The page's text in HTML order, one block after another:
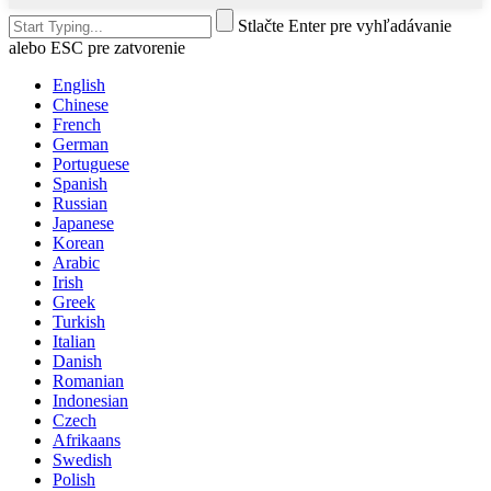
Stlačte Enter pre vyhľadávanie
alebo ESC pre zatvorenie
English
Chinese
French
German
Portuguese
Spanish
Russian
Japanese
Korean
Arabic
Irish
Greek
Turkish
Italian
Danish
Romanian
Indonesian
Czech
Afrikaans
Swedish
Polish